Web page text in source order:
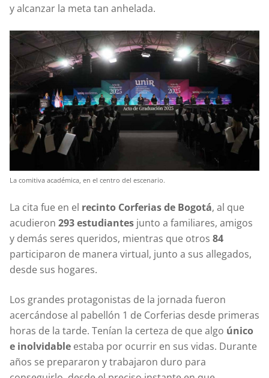
y alcanzar la meta tan anhelada.
La comitiva académica, en el centro del escenario.
La cita fue en el recinto Corferias de Bogotá, al que
acudieron 293 estudiantes junto a familiares, amigos
y demás seres queridos, mientras que otros 84
participaron de manera virtual, junto a sus allegados,
desde sus hogares.
Los grandes protagonistas de la jornada fueron
acercándose al pabellón 1 de Corferias desde primeras
horas de la tarde. Tenían la certeza de que algo único
e inolvidable estaba por ocurrir en sus vidas. Durante
años se prepararon y trabajaron duro para